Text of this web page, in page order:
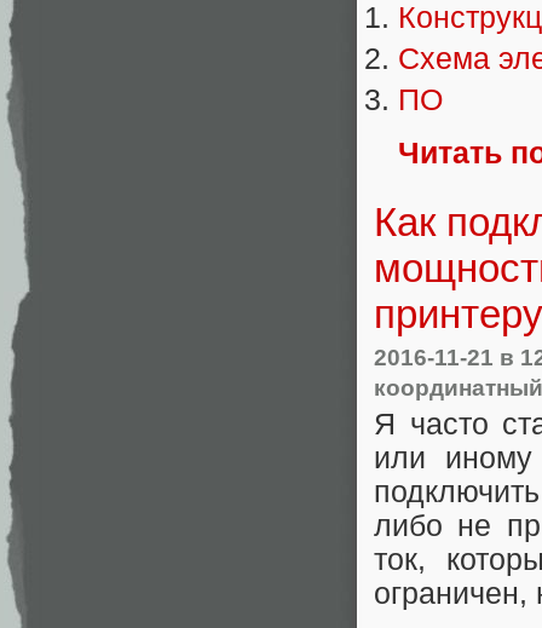
Схема
ПО
Читать
Как
2016-11-21 в
Я часто
или иному
либо не
ток,